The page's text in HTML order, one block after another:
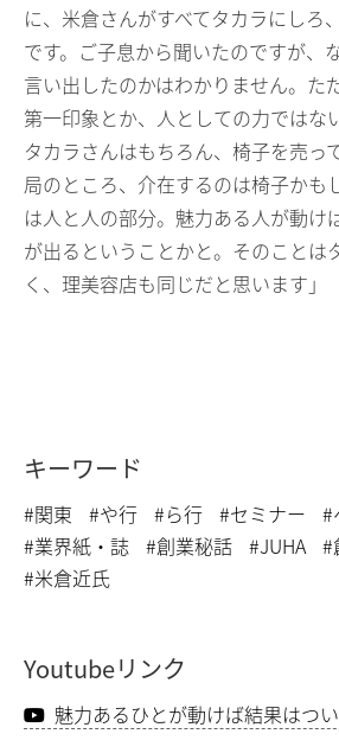
に、米倉さんがすべてタカラにしろ
です。ご子息から聞いたのですが、
言い出したのかはわかりません。た
第一印象とか、人としての力ではな
タカラさんはもちろん、椅子を売っ
局のところ、介在するのは椅子かも
は人と人の部分。魅力ある人が動け
が出るということかと。そのことは
く、理美容店も同じだと思います」
キーワード
#関東 #や行 #ら行 #セミナー
#
#業界紙・誌 #創業秘話 #JUHA #
#米倉近氏
Youtubeリンク
魅力あるひとが動けば結果はつ